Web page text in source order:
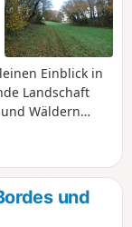
Einblick in
Landschaft
Wäldern
von
führt
Die
der
und